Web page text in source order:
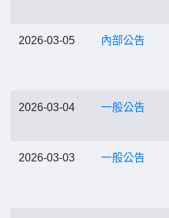
2026-03-05 內部公告
2026-03-04 一般公告
2026-03-03 一般公告